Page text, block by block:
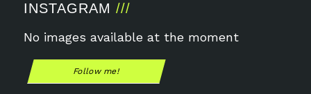
INSTAGRAM
No images available at the moment
Follow me!